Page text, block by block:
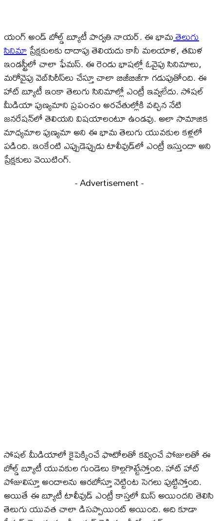
యంగ్ అండ్ బోల్డ్ బ్యూటీ పార్వతి నాయర్. ఈ భామతెలుగు
సినిమాప్రేక్షకులకు దాదాపు తెలియదు కానీ మలయాళ, తమిళ
ఇండస్ట్రీలో చాలా ఫేమస్. ఈ రెండు భాషల్లో ఓవైపు సినిమాలు,
మరోవైపు వెబ్‌సిరీస్‌లు చేస్తూ చాలా బిజీబిజీగా గడుపుతోంది. ఈ
హాట్ బ్యూటీ ఇంకా తెలుగు సినిమాల్లో ఎంట్రీ ఇవ్వలేదు. సోషల్
మీడియా పుణ్యమాని ప్రపంచం అరచేతుల్లోకి వచ్చిన నేటి
జనరేషన్‌లో తెలియని విషయాలంటూ ఉండవు. అలా సామాజిక
మాధ్యమాల పుణ్యమా అని ఈ భామ తెలుగు యువకుల కళ్లలో
పడింది. ఇంకేంటి ఎప్పుడెప్పుడు టాలీవుడ్‌లో ఎంట్రీ ఇస్తుందా అని
ప్రేక్షకులు వెయిటింగ్.
- Advertisement -
సోషల్ మీడియాలో కైపెక్కించే ఫొటోలతో కవ్వించే పోజులతో ఈ
బోల్డ్ బ్యూటీ యువకుల గుండెలు కొల్లగొట్టేస్తోంది. హాట్ హాట్
పోజులిస్తూ అందాలను ఆరబోస్తూ నెట్టింట సెగలు పుట్టిస్తోంది.
అయితే ఈ బ్యూటీ టాలీవుడ్ ఎంట్రీ కాస్తలో మిస్ అయిందని తెలిసి
తెలుగు యువత చాలా డిసప్పాయింట్ అయింది. అది కూడా